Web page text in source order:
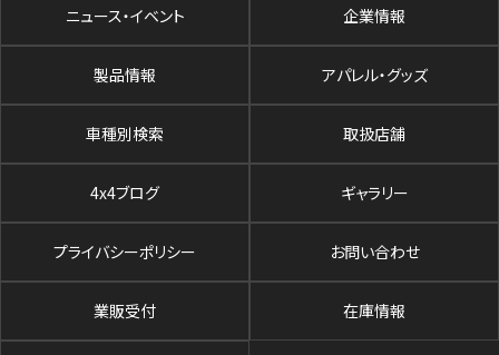
ニュース・イベント 企業情報
製品情報 アパレル・グッズ
車種別検索 取扱店舗
4x4ブログ ギャラリー
プライバシーポリシー お問い合わせ
業販受付 在庫情報